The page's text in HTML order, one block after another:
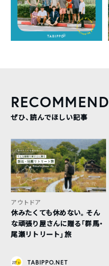
RECOMMEND
ぜひ、読んでほしい記事
アウトドア
休みたくても休めない。そん
な頑張り屋さんに贈る「群馬・
尾瀬リトリート」旅
TABIPPO.NET